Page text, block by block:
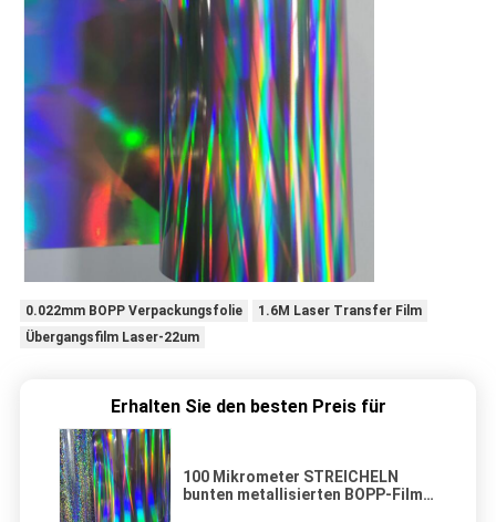
0.022mm BOPP Verpackungsfolie
1.6M Laser Transfer Film
Übergangsfilm Laser-22um
Erhalten Sie den besten Preis für
100 Mikrometer STREICHELN
bunten metallisierten BOPP-Film,